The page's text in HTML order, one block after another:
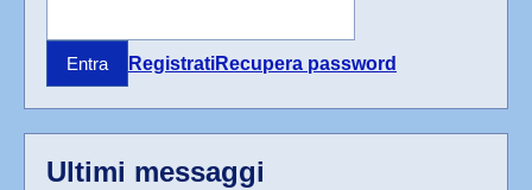
Entra RegistratiRecupera password
Ultimi messaggi